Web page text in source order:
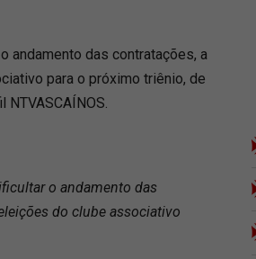
andamento das contratações, a
para o próximo triênio, de
o andamento das
do clube associativo